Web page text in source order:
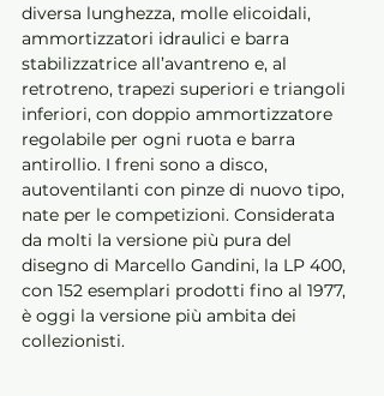
diversa lunghezza, molle elicoidali,
ammortizzatori idraulici e barra
stabilizzatrice all’avantreno e, al
retrotreno, trapezi superiori e triangoli
inferiori, con doppio ammortizzatore
regolabile per ogni ruota e barra
antirollio. I freni sono a disco,
autoventilanti con pinze di nuovo tipo,
nate per le competizioni. Considerata
da molti la versione più pura del
disegno di Marcello Gandini, la LP 400,
con 152 esemplari prodotti fino al 1977,
è oggi la versione più ambita dei
collezionisti.